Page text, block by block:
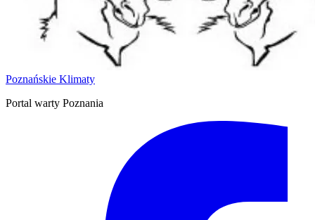
Poznańskie Klimaty
Portal warty Poznania